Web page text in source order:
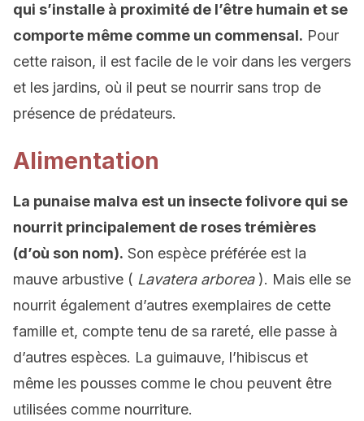
qui s’installe à proximité de l’être humain et se
comporte même comme un commensal. Pour
cette raison, il est facile de le voir dans les vergers
et les jardins, où il peut se nourrir sans trop de
présence de prédateurs.
Alimentation
La punaise malva est un insecte folivore qui se
nourrit principalement de roses trémières
(d’où son nom). Son espèce préférée est la
mauve arbustive ( Lavatera arborea). Mais elle se
nourrit également d’autres exemplaires de cette
famille et, compte tenu de sa rareté, elle passe à
d’autres espèces. La guimauve, l’hibiscus et
même les pousses comme le chou peuvent être
utilisées comme nourriture.